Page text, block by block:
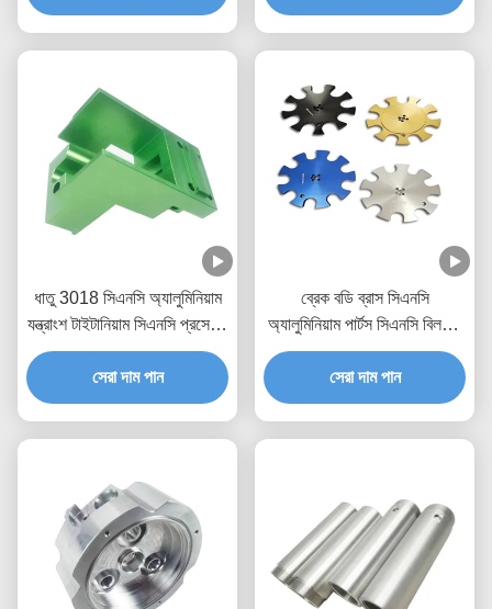
ধাতু 3018 সিএনসি অ্যালুমিনিয়াম
যন্ত্রাংশ টাইটানিয়াম সিএনসি প্রসেসিং
যন্ত্রাংশ প্রস্তুতকারক
সেরা দাম পান
ব্রেক বডি ব্রাস সিএনসি
অ্যালুমিনিয়াম পার্টস সিএনসি বিললেট
পার্টস
সেরা দাম পান